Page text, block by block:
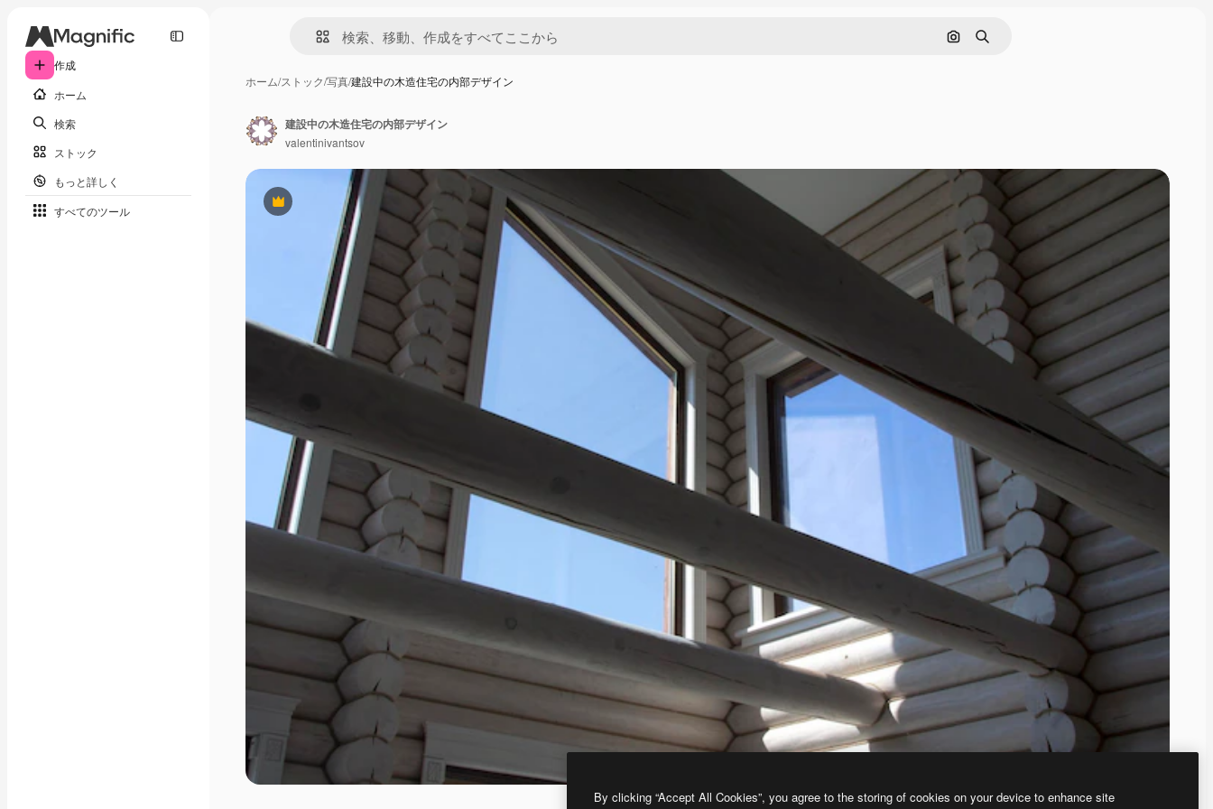
作成
ホーム
検索
ストック
もっと詳しく
すべてのツール
画像で検索
検索
ホーム/ストック/写真/建設中の木造住宅の内部デザイン
Premium
建設中の木造住宅の内部デザイン
valentinivantsov
By clicking “Accept All Cookies”, you agree to the storing of cookies on your device to enhance site